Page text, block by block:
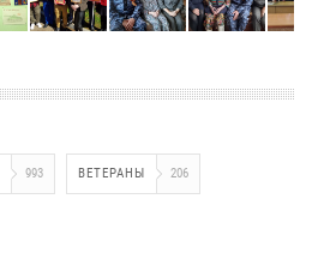
993 ВЕТЕРАНЫ 206